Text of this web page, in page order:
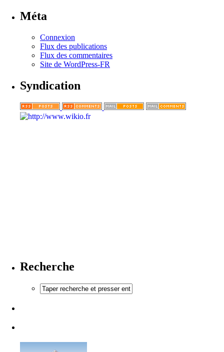
Méta
Connexion
Flux des publications
Flux des commentaires
Site de WordPress-FR
Syndication
Recherche